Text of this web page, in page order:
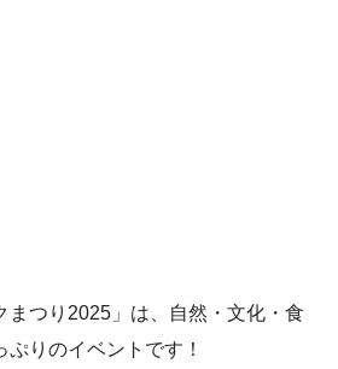
まつり2025」は、自然・文化・食
りのイベントです！